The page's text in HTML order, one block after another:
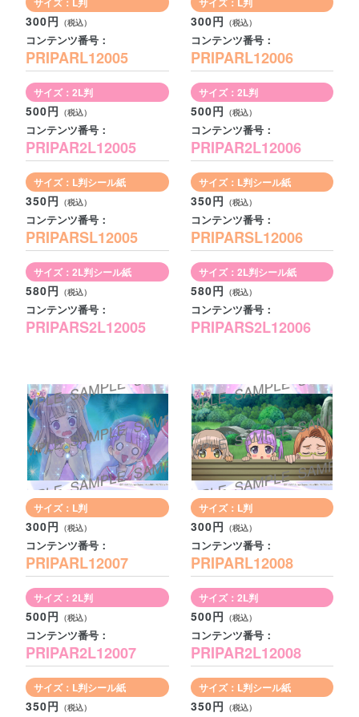
300円
コンテンツ番号：
PRIPARL12005
サイズ：2L判
500円
コンテンツ番号：
PRIPAR2L12005
サイズ：L判シール紙
350円
コンテンツ番号：
PRIPARSL12005
サイズ：2L判シール紙
580円
コンテンツ番号：
PRIPARS2L12005
300円
コンテンツ番号：
PRIPARL12006
サイズ：2L判
500円
コンテンツ番号：
PRIPAR2L12006
サイズ：L判シール紙
350円
コンテンツ番号：
PRIPARSL12006
サイズ：2L判シール紙
580円
コンテンツ番号：
PRIPARS2L12006
サイズ：L判
300円
コンテンツ番号：
PRIPARL12007
サイズ：2L判
500円
コンテンツ番号：
PRIPAR2L12007
サイズ：L判シール紙
350円
サイズ：L判
300円
コンテンツ番号：
PRIPARL12008
サイズ：2L判
500円
コンテンツ番号：
PRIPAR2L12008
サイズ：L判シール紙
350円